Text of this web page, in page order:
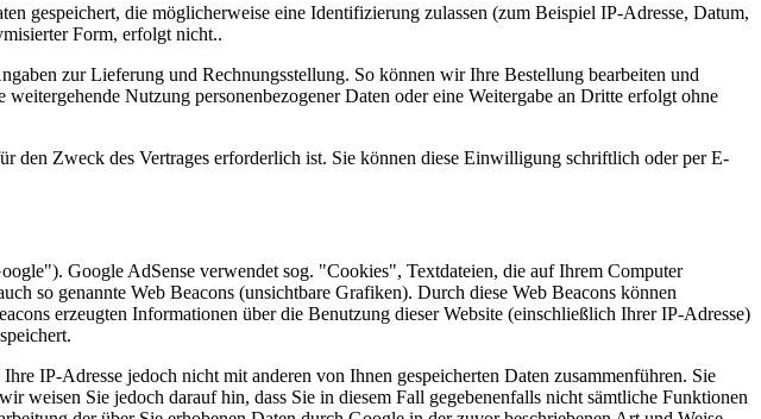
gespeichert, die möglicherweise eine Identifizierung zulassen (zum Beispiel IP-Adresse, Datum,
Form, erfolgt nicht..
zur Lieferung und Rechnungsstellung. So können wir Ihre Bestellung bearbeiten und
Nutzung personenbezogener Daten oder eine Weitergabe an Dritte erfolgt ohne
den Zweck des Vertrages erforderlich ist. Sie können diese Einwilligung schriftlich oder per E-
Google AdSense verwendet sog. "Cookies", Textdateien, die auf Ihrem Computer
so genannte Web Beacons (unsichtbare Grafiken). Durch diese Web Beacons können
erzeugten Informationen über die Benutzung dieser Website (einschließlich Ihrer IP-Adresse)
IP-Adresse jedoch nicht mit anderen von Ihnen gespeicherten Daten zusammenführen. Sie
weisen Sie jedoch darauf hin, dass Sie in diesem Fall gegebenenfalls nicht sämtliche Funktionen